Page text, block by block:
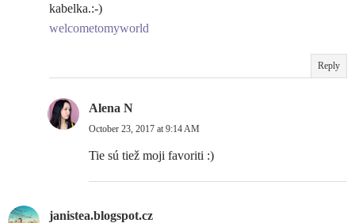
kabelka.:-)
welcometomyworld
Reply
Alena N
October 23, 2017 at 9:14 AM
Tie sú tiež moji favoriti :)
janistea.blogspot.cz